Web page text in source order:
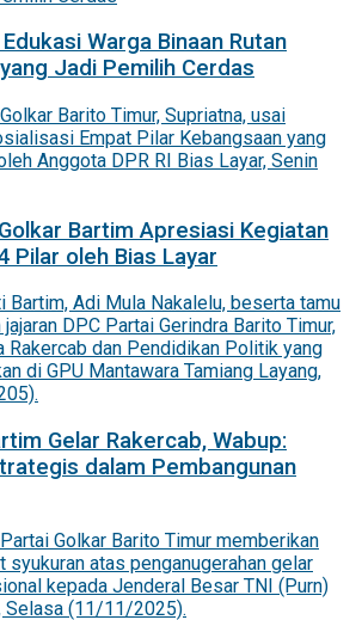
Warga Binaan Rutan
Jadi Pemilih Cerdas
Bartim Apresiasi Kegiatan
Pilar oleh Bias Layar
Gelar Rakercab, Wabup:
dalam Pembangunan